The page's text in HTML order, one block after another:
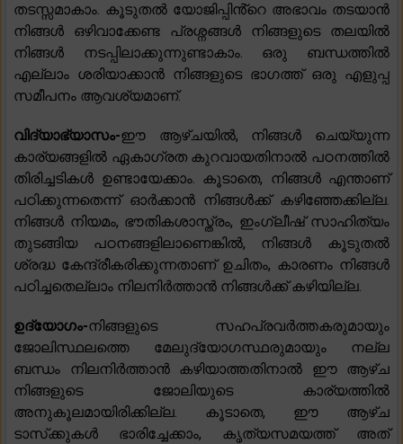
തടസ്സമാകാം. കൂടുതൽ യോജിപ്പിൻ്റെ അഭാവം തടയാൻ
നിങ്ങൾ ഒഴിവാക്കേണ്ട പ്രശ്നങ്ങൾ നിങ്ങളുടെ തലയിൽ
നിങ്ങൾ നടപ്പിലാക്കുന്നുണ്ടാകാം. ഒരു ബന്ധത്തിൽ
എല്ലാം ശരിയാക്കാൻ നിങ്ങളുടെ ഭാഗത്ത് ഒരു എളുപ്പ
സമീപനം ആവശ്യമാണ്.
വിദ്യാഭ്യാസം-ഈ ആഴ്ചയിൽ, നിങ്ങൾ ചെയ്യുന്ന
കാര്യങ്ങളിൽ ഏകാഗ്രത കുറവായതിനാൽ പഠനത്തിൽ
തിരിച്ചടികൾ ഉണ്ടായേക്കാം. കൂടാതെ, നിങ്ങൾ എന്താണ്
പഠിക്കുന്നതെന്ന് ഓർക്കാൻ നിങ്ങൾക്ക് കഴിഞ്ഞേക്കില്ല.
നിങ്ങൾ നിയമം, ഭൗതികശാസ്ത്രം, ഇംഗ്ലീഷ് സാഹിത്യം
തുടങ്ങിയ പഠനങ്ങളിലാണെങ്കിൽ, നിങ്ങൾ കൂടുതൽ
ശ്രദ്ധ കേന്ദ്രീകരിക്കുന്നതാണ് ഉചിതം, കാരണം നിങ്ങൾ
പഠിച്ചതെല്ലാം നിലനിർത്താൻ നിങ്ങൾക്ക് കഴിയില്ല.
ഉദ്യോഗം-നിങ്ങളുടെ സഹപ്രവർത്തകരുമായും
ജോലിസ്ഥലത്തെ മേലുദ്യോഗസ്ഥരുമായും നല്ല
ബന്ധം നിലനിർത്താൻ കഴിയാത്തതിനാൽ ഈ ആഴ്ച
നിങ്ങളുടെ ജോലിയുടെ കാര്യത്തിൽ
അനുകൂലമായിരിക്കില്ല. കൂടാതെ, ഈ ആഴ്ച
ടാസ്‌ക്കുകൾ ഭാരിച്ചേക്കാം, കൃത്യസമയത്ത് അത്